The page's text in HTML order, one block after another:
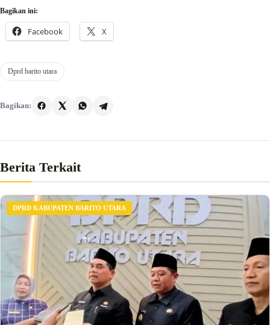
Bagikan ini:
Facebook X
Dprd barito utara
Bagikan:
Berita Terkait
DPRD KABUPATEN BARITO UTARA